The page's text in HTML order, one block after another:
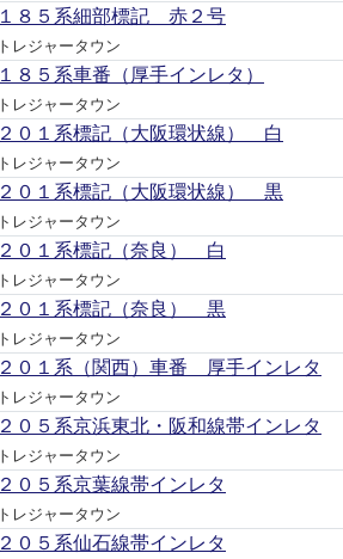
１８５系細部標記 赤２号
トレジャータウン
１８５系車番（厚手インレタ）
トレジャータウン
２０１系標記（大阪環状線） 白
トレジャータウン
２０１系標記（大阪環状線） 黒
トレジャータウン
２０１系標記（奈良） 白
トレジャータウン
２０１系標記（奈良） 黒
トレジャータウン
２０１系（関西）車番 厚手インレタ
トレジャータウン
２０５系京浜東北・阪和線帯インレタ
トレジャータウン
２０５系京葉線帯インレタ
トレジャータウン
２０５系仙石線帯インレタ